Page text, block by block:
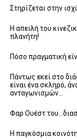
Στηρίζεται στην
Η απειλή του
πλανήτη!
Πόσο πραγματική
Πάντως εκεί στο
είναι ένα σκληρό,
ανταγωνισμών…
Φαρ Ουέστ
Η παγκόσμια